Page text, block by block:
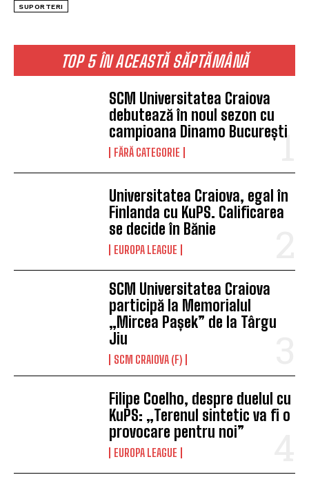
TOP 5 ÎN ACEASTĂ SĂPTĂMÂNĂ
SCM Universitatea Craiova
debutează în noul sezon cu
campioana Dinamo București
FĂRĂ CATEGORIE
Universitatea Craiova, egal în
Finlanda cu KuPS. Calificarea
se decide în Bănie
EUROPA LEAGUE
SCM Universitatea Craiova
participă la Memorialul
„Mircea Pașek” de la Târgu
Jiu
SCM CRAIOVA (F)
Filipe Coelho, despre duelul cu
KuPS: „Terenul sintetic va fi o
provocare pentru noi”
EUROPA LEAGUE
SUPORTERI